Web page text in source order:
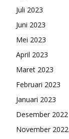
Juli 2023
Juni 2023
Mei 2023
April 2023
Maret 2023
Februari 2023
Januari 2023
Desember 2022
November 2022